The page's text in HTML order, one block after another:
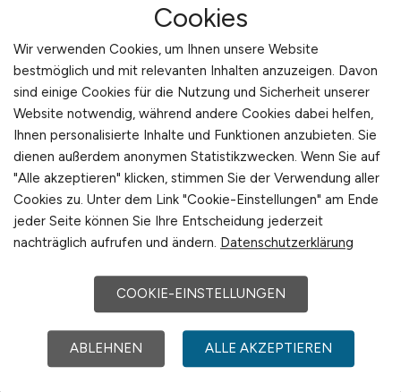
Für Arbeitnehmer
Für Arbeitgeber
Stellenanzeigen schalten
Mediadaten & Konditionen
Arbeitgeber Seite
Arbeitgeber Kontakt
Karrierenetzwerk
Cookies
Wir verwenden Cookies, um Ihnen unsere Website
bestmöglich und mit relevanten Inhalten anzuzeigen. Davon
sind einige Cookies für die Nutzung und Sicherheit unserer
Website notwendig, während andere Cookies dabei helfen,
Ihnen personalisierte Inhalte und Funktionen anzubieten. Sie
dienen außerdem anonymen Statistikzwecken. Wenn Sie auf
"Alle akzeptieren" klicken, stimmen Sie der Verwendung aller
Cookies zu. Unter dem Link "Cookie-Einstellungen" am Ende
jeder Seite können Sie Ihre Entscheidung jederzeit
nachträglich aufrufen und ändern. Datenschutzerklärung
COOKIE-EINSTELLUNGEN
ABLEHNEN ALLE AKZEPTIEREN